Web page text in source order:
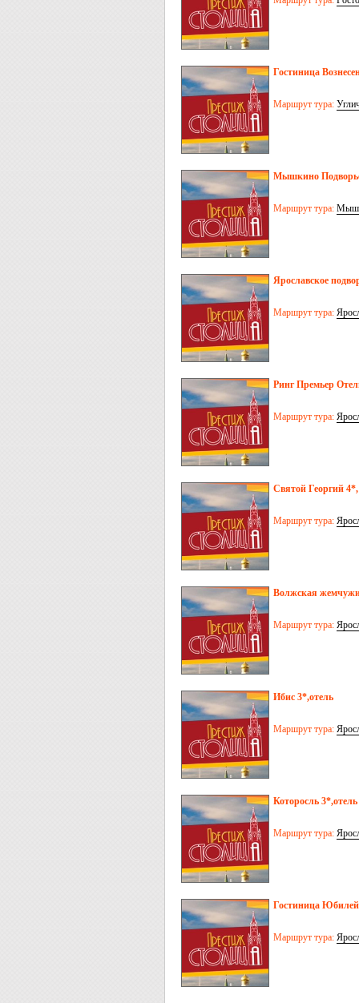
Гостиница
Маршрут тура:
Мышкино
Маршрут тура:
Ярославское
Маршрут тура:
Ринг Премьер
Маршрут тура:
Святой Георгий 4*,
Маршрут тура:
Волжская
Маршрут тура:
Ибис 3*,отель
Маршрут тура:
Которосль 3*,отель
Маршрут тура:
Гостиница
Маршрут тура: